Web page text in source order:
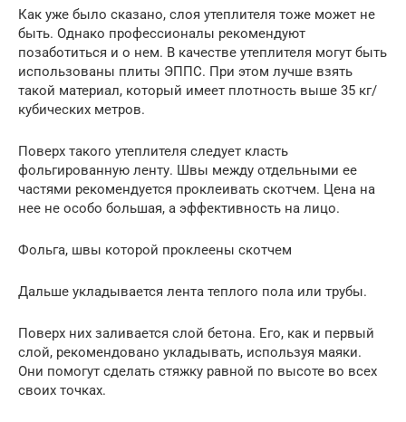
Как уже было сказано, слоя утеплителя тоже может не
быть. Однако профессионалы рекомендуют
позаботиться и о нем. В качестве утеплителя могут быть
использованы плиты ЭППС. При этом лучше взять
такой материал, который имеет плотность выше 35 кг/
кубических метров.
Поверх такого утеплителя следует класть
фольгированную ленту. Швы между отдельными ее
частями рекомендуется проклеивать скотчем. Цена на
нее не особо большая, а эффективность на лицо.
Фольга, швы которой проклеены скотчем
Дальше укладывается лента теплого пола или трубы.
Поверх них заливается слой бетона. Его, как и первый
слой, рекомендовано укладывать, используя маяки.
Они помогут сделать стяжку равной по высоте во всех
своих точках.